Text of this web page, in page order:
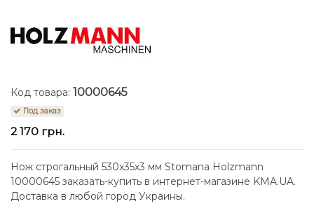
Код товара: 10000645
Под заказ
2 170 грн.
Нож строгальный 530x35x3 мм Stomana Holzmann
10000645 заказать-купить в интернет-магазине KMA.UA.
Доставка в любой город Украины.